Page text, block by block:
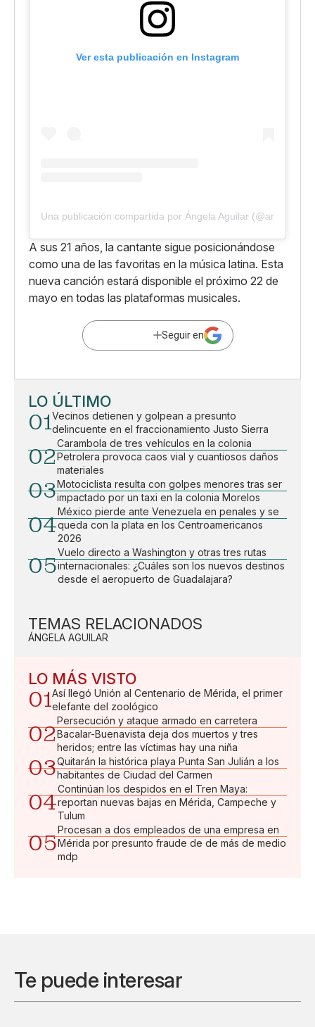
Ver esta publicación en Instagram
Una publicación compartida por Ángela Aguilar
A sus 21 años, la cantante sigue posicionándose
como una de las favoritas en la música latina. Esta
nueva canción estará disponible el próximo 22 de
mayo en todas las plataformas musicales.
Seguir en
LO ÚLTIMO
01Vecinos detienen y golpean a presunto
delincuente en el fraccionamiento Justo Sierra
02
Carambola de tres vehículos en la colonia
Petrolera provoca caos vial y cuantiosos daños
materiales
03Motociclista resulta con golpes menores tras ser
impactado por un taxi en la colonia Morelos
04
México pierde ante Venezuela en penales y se
queda con la plata en los Centroamericanos
2026
05
Vuelo directo a Washington y otras tres rutas
internacionales: ¿Cuáles son los nuevos destinos
desde el aeropuerto de Guadalajara?
TEMAS RELACIONADOS
ÁNGELA AGUILAR
LO MÁS VISTO
01Así llegó Unión al Centenario de Mérida, el primer
elefante del zoológico
02
Persecución y ataque armado en carretera
Bacalar-Buenavista deja dos muertos y tres
heridos; entre las víctimas hay una niña
03Quitarán la histórica playa Punta San Julián a los
habitantes de Ciudad del Carmen
04
Continúan los despidos en el Tren Maya:
reportan nuevas bajas en Mérida, Campeche y
Tulum
05
Procesan a dos empleados de una empresa en
Mérida por presunto fraude de de más de medio
mdp
Te puede interesar